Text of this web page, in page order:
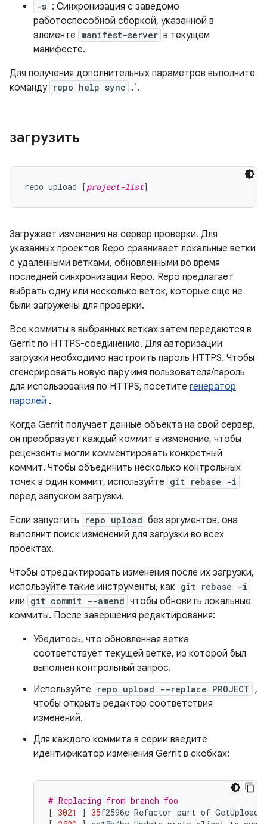
-s : Синхронизация с заведомо
работоспособной сборкой, указанной в
элементе manifest-server в текущем
манифесте.
Для получения дополнительных параметров выполните
команду repo help sync .`.
загрузить
repo upload [project-list
Загружает изменения на сервер проверки. Для
указанных проектов Repo сравнивает локальные ветки
с удаленными ветками, обновленными во время
последней синхронизации Repo. Repo предлагает
выбрать одну или несколько веток, которые еще не
были загружены для проверки.
Все коммиты в выбранных ветках затем передаются в
Gerrit по HTTPS-соединению. Для авторизации
загрузки необходимо настроить пароль HTTPS. Чтобы
сгенерировать новую пару имя пользователя/пароль
для использования по HTTPS, посетите генератор
паролей .
Когда Gerrit получает данные объекта на свой сервер,
он преобразует каждый коммит в изменение, чтобы
рецензенты могли комментировать конкретный
коммит. Чтобы объединить несколько контрольных
точек в один коммит, используйте git rebase -i
перед запуском загрузки.
Если запустить
repo upload без аргументов, она
выполнит поиск изменений для загрузки во всех
проектах.
Чтобы отредактировать изменения после их загрузки,
используйте такие инструменты, как git rebase -i
или git commit --amend чтобы обновить локальные
коммиты. После завершения редактирования:
Убедитесь, что обновленная ветка
соответствует текущей ветке, из которой был
выполнен контрольный запрос.
Используйте
repo upload --replace PROJECT ,
чтобы открыть редактор соответствия
изменений.
Для каждого коммита в серии введите
идентификатор изменения Gerrit в скобках:
# Replacing from branch foo
[ 3021 ] 35f2596c Refactor part of